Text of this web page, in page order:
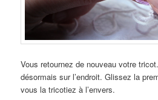
Vous retournez de nouveau votre
désormais sur l’endroit. Glissez la
vous la tricotiez à l’envers.